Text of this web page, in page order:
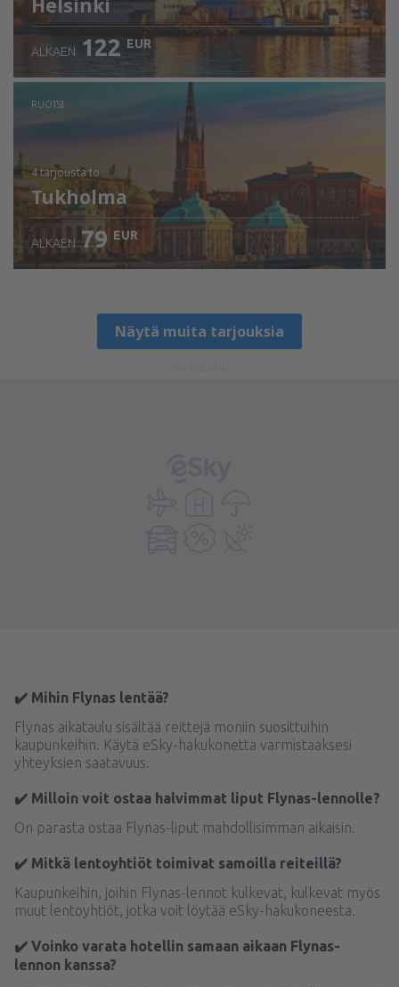
Helsinki
ALKAEN 122 EUR
RUOTSI
4 tarjoustato
Tukholma
ALKAEN 79 EUR
Näytä muita tarjouksia
✔️ Mihin Flynas lentää?
Flynas aikataulu sisältää reittejä moniin suosittuihin
kaupunkeihin. Käytä eSky-hakukonetta varmistaaksesi
yhteyksien saatavuus.
✔️ Milloin voit ostaa halvimmat liput Flynas-lennolle?
On parasta ostaa Flynas-liput mahdollisimman aikaisin.
✔️ Mitkä lentoyhtiöt toimivat samoilla reiteillä?
Kaupunkeihin, joihin Flynas-lennot kulkevat, kulkevat myös
muut lentoyhtiöt, jotka voit löytää eSky-hakukoneesta.
✔️ Voinko varata hotellin samaan aikaan Flynas-
lennon kanssa?